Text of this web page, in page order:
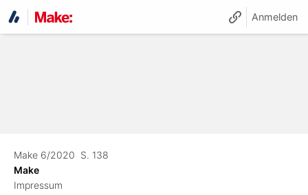
Anmelden
Make 6/2020 S. 138
Make
Impressum